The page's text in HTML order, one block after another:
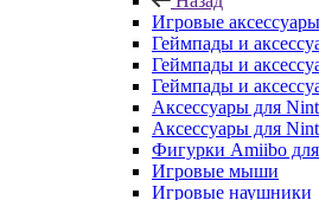
Игровые аксессуары
Геймпады и
Геймпады и
Геймпады и
Аксессуары для
Аксессуары для
Фигурки Amiibo
Игровые мыши
Игровые наушники